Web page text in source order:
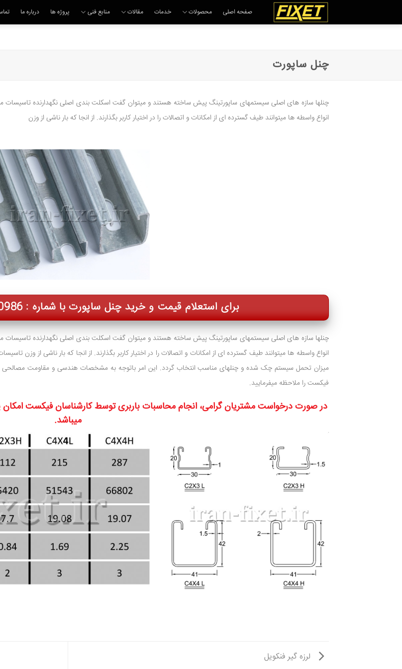
صفحه اصلی محصولات خدمات مقالات منابع فنی پروژه ها درباره ما
چنل ساپورت
چنلها سازه های اصلی سیستمهای ساپورتینگ پیش ساخته هستند و میتوان گفت اسکلت بندی اصلی نگهدارنده تاسیسات
انواع واسطه ها میتوانند طیف گسترده ای از امکانات و اتصالات را در اختیار کاربر بگذارند. از انجا که بار ناشی از وزن
برای استعلام قیمت و خرید چنل ساپورت با شماره : 09131000986 تماس بگیرید
چنلها سازه های اصلی سیستمهای ساپورتینگ پیش ساخته هستند و میتوان گفت اسکلت بندی اصلی نگهدارنده تاسیسات
انواع واسطه ها میتوانند طیف گسترده ای از امکانات و اتصالات را در اختیار کاربر بگذارند. از انجا که بار ناشی از وزن
میزان تحمل سیستم چک شده و چنلهای مناسب انتخاب گردد. این امر باتوجه به مشخصات هندسی و مقاومت مصالحی
فیکست را ملاحظه میفرمایید.
در صورت درخواست مشتریان گرامی، انجام محاسبات باربری توسط کارشناسان فیکست
میباشد.
لرزه گیر فنکویل